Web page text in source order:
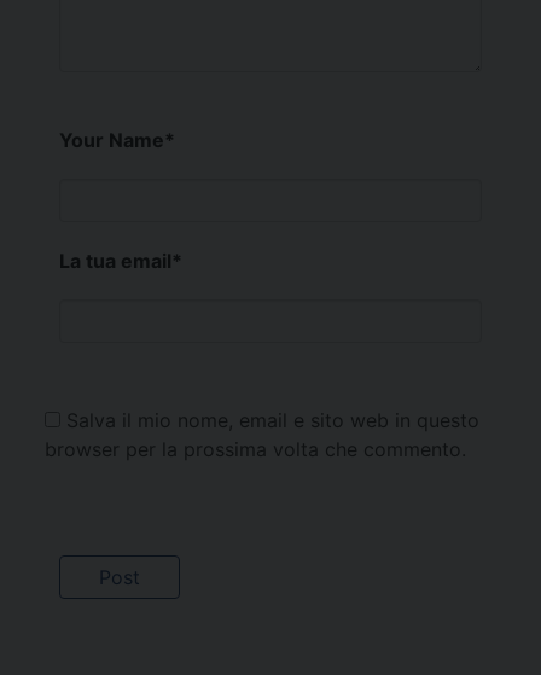
Your Name*
La tua email*
Salva il mio nome, email e sito web in questo
browser per la prossima volta che commento.